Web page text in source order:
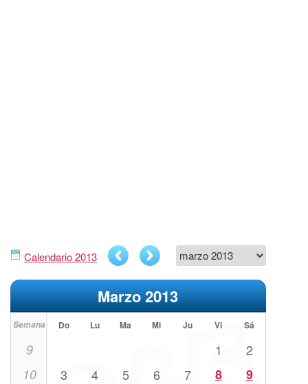
Calendario 2013
Marzo 2013
Semana Do Lu Ma Mi Ju Vi Sá
9 1 2
10 3 4 5 6 7 8 9